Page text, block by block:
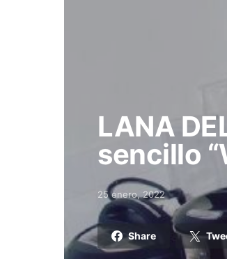
LANA
sencillo
Posted on
25 enero, 2022
Share